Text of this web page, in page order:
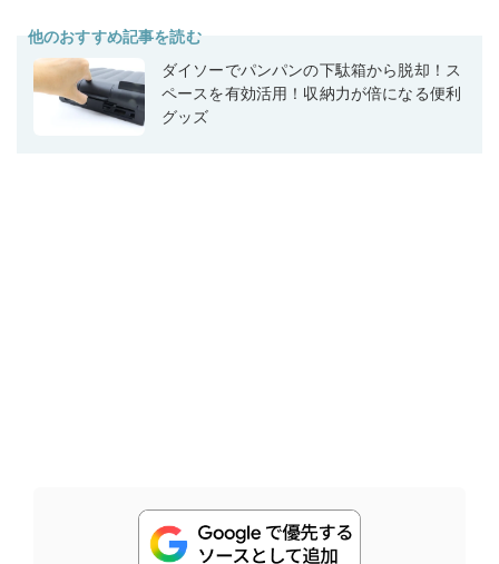
他のおすすめ記事を読む
ダイソーでパンパンの下駄箱から脱却！ス
ペースを有効活用！収納力が倍になる便利
グッズ